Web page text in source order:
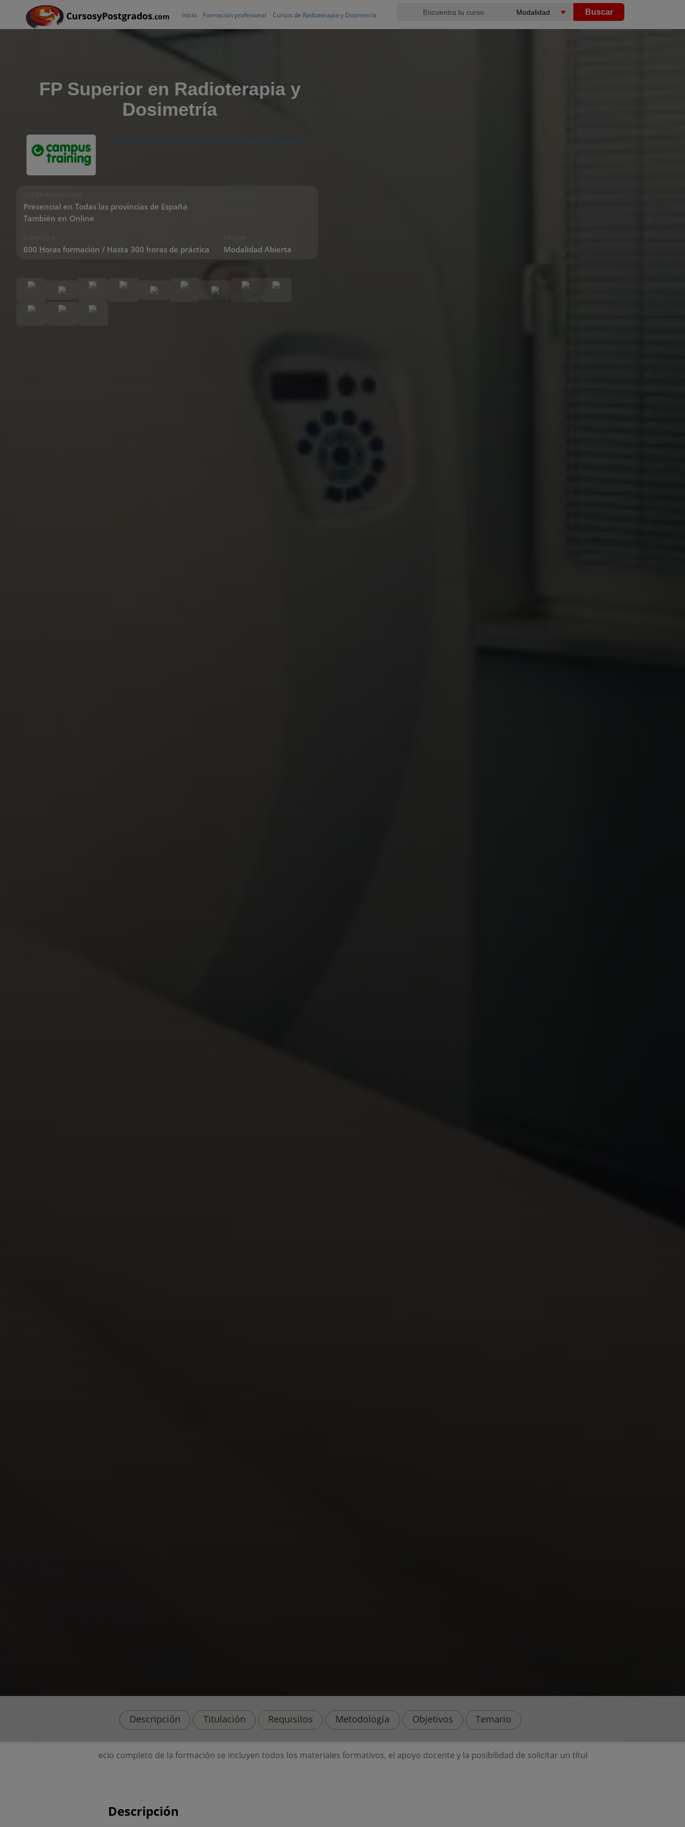
CursosyPostgrados.com Buscar
Inicio Formación profesional Cursos de Radioterapia y Dosimetría
FP Superior en Radioterapia y
Dosimetría
CAMPUS TRAINING: Cursos, Oposiciones y Formación Profesional
Presencial en Todas las provincias de España
También en Online
600 Horas formación / Hasta 300 horas de práctica Modalidad Abierta
Descripción Titulación Requisitos Metodología Objetivos Temario
precio completo de la formación se incluyen todos los materiales formativos, el apoyo docente y la posibilidad de solicitar un título propio y hacer prácticas profesionales.
Descripción